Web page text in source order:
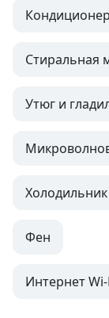
Кондиционер
Стиральная
Утюг и
Холодильник
Фен
Интернет Wi-